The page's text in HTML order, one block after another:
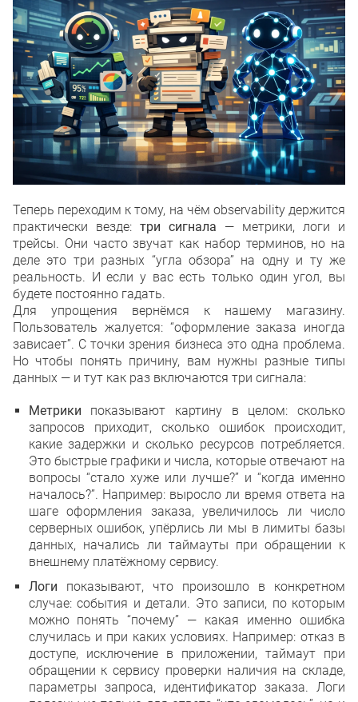
Теперь переходим к тому, на чём observability держится
практически везде: три сигнала — метрики, логи и
трейсы. Они часто звучат как набор терминов, но на
деле это три разных “угла обзора” на одну и ту же
реальность. И если у вас есть только один угол, вы
будете постоянно гадать.
Для упрощения вернёмся к нашему магазину.
Пользователь жалуется: “оформление заказа иногда
зависает”. С точки зрения бизнеса это одна проблема.
Но чтобы понять причину, вам нужны разные типы
данных — и тут как раз включаются три сигнала:
Метрики показывают картину в целом: сколько
запросов приходит, сколько ошибок происходит,
какие задержки и сколько ресурсов потребляется.
Это быстрые графики и числа, которые отвечают на
вопросы “стало хуже или лучше?” и “когда именно
началось?”. Например: выросло ли время ответа на
шаге оформления заказа, увеличилось ли число
серверных ошибок, упёрлись ли мы в лимиты базы
данных, начались ли таймауты при обращении к
внешнему платёжному сервису.
Логи показывают, что произошло в конкретном
случае: события и детали. Это записи, по которым
можно понять “почему” — какая именно ошибка
случилась и при каких условиях. Например: отказ в
доступе, исключение в приложении, таймаут при
обращении к сервису проверки наличия на складе,
параметры запроса, идентификатор заказа. Логи